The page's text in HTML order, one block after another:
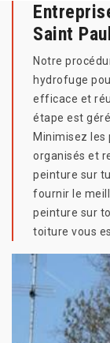
Saint
Notre
hydrofuge
efficace et
étape est
Minimisez
organisés et
peinture sur
fournir le
peinture sur
toiture vous